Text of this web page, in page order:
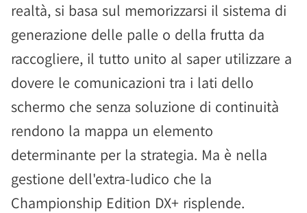
realtà, si basa sul memorizzarsi il sistema di
generazione delle palle o della frutta da
raccogliere, il tutto unito al saper utilizzare a
dovere le comunicazioni tra i lati dello
schermo che senza soluzione di continuità
rendono la mappa un elemento
determinante per la strategia. Ma è nella
gestione dell'extra-ludico che la
Championship Edition DX+ risplende.